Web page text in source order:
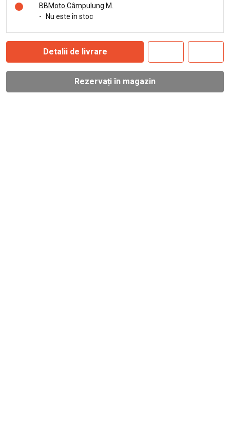
BBMoto Câmpulung M.
-
Nu este în stoc
Detalii de livrare
Rezervați în magazin